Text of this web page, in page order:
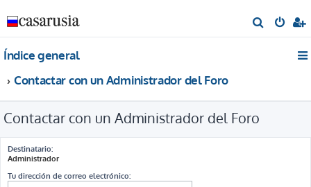
u
Índice general
Contactar con un Administrador del Foro
Contactar con un Administrador del Foro
Destinatario:
Administrador
Tu dirección de correo electrónico: